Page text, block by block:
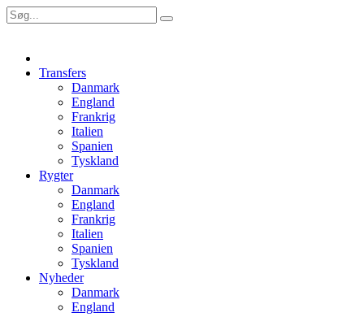
Transfers
Danmark
England
Frankrig
Italien
Spanien
Tyskland
Rygter
Danmark
England
Frankrig
Italien
Spanien
Tyskland
Nyheder
Danmark
England